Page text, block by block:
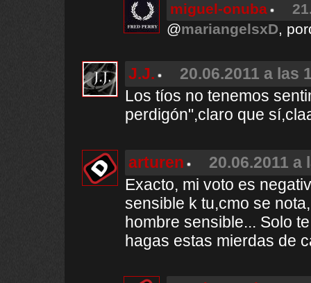
miguel-onuba
@mariangelsxD,
J.J.
20.06.2011 a las
Los tíos no tenemos
perdigón",claro que
arturen
20.06.2011 a
Exacto, mi voto es
sensible k tu,cmo se
hombre sensible... Solo
hagas estas mierdas de